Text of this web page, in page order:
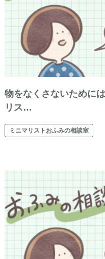
物をなくさないために
リス…
ミニマリストおふみの相談室